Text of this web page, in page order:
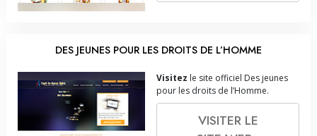
DES JEUNES POUR LES DROITS DE L’HOMME
Visitez le site officiel Des jeunes
pour les droits de l’Homme.
VISITER LE